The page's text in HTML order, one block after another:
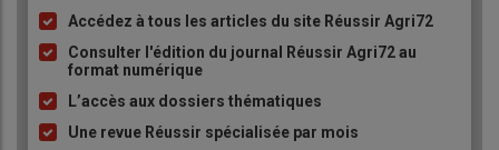
Liste
à
puce
Accédez à tous les articles du site Réussir Agri72
Consulter l'édition du journal Réussir Agri72 au
format numérique
L’accès aux dossiers thématiques
Une revue Réussir spécialisée par mois